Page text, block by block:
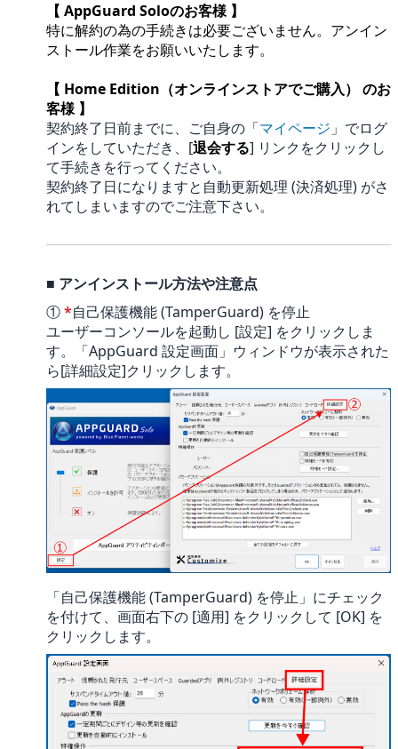
【 AppGuard Soloのお客様 】
特に解約の為の手続きは必要ございません。アンイン
ストール作業をお願いいたします。
【 Home Edition（オンラインストアでご購入） のお
客様 】
契約終了日前までに、ご自身の「マイページ 」でログ
インをしていただき、[退会する] リンクをクリックし
て手続きを行ってください。
契約終了日になりますと自動更新処理 (決済処理) がさ
れてしまいますのでご注意下さい。
■ アンインストール方法や注意点
①*自己保護機能 (TamperGuard) を停止
ユーザーコンソールを起動し [設定] をクリックしま
す。「AppGuard 設定画面」ウィンドウが表示された
ら[詳細設定]クリックします。
「自己保護機能 (TamperGuard) を停止」にチェック
を付けて、画面右下の [適用] をクリックして [OK] を
クリックします。